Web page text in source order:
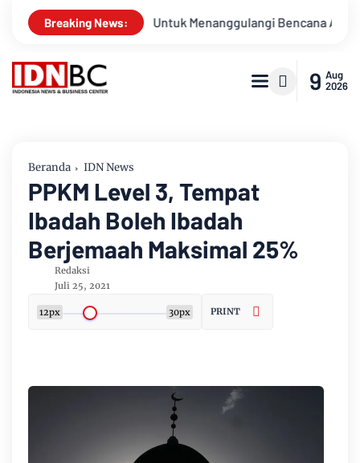
Breaking News:
Untuk Menanggulangi Bencana Alam Kabupaten
9 Aug
2026
Beranda IDN News
PPKM Level 3, Tempat
Ibadah Boleh Ibadah
Berjemaah Maksimal 25%
Redaksi
Juli 25, 2021
12px 30px PRINT